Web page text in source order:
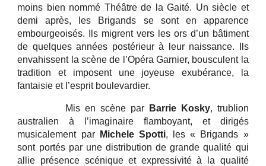
moins bien nommé Théâtre de la Gaité. Un siècle et
demi après, les Brigands se sont en apparence
embourgeoisés. Ils migrent vers les ors d’un bâtiment
de quelques années postérieur à leur naissance. Ils
envahissent la scène de l’Opéra Garnier, bousculent la
tradition et imposent une joyeuse exubérance, la
fantaisie et l’esprit boulevardier.
Mis en scène par Barrie Kosky, trublion
australien à l’imaginaire flamboyant, et dirigés
musicalement par
Michele Spotti, les « Brigands »
sont portés par une distribution de grande qualité qui
allie présence scénique et expressivité à la qualité